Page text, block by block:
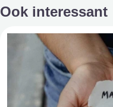
Ook interessant